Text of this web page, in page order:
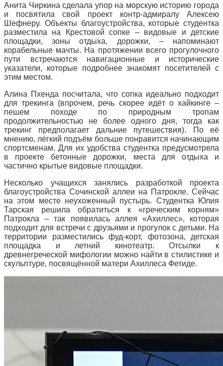
Анита Чиркина сделала упор на морскую историю города
и посвятила свой проект контр-адмиралу Алексею
Шефнеру. Объекты благоустройства, которые студентка
разместила на Крестовой сопке – видовые и детские
площадки, зоны отдыха, дорожки, – напоминают
корабельные мачты. На протяжении всего прогулочного
пути встречаются навигационные и исторические
указатели, которые подробнее знакомят посетителей с
этим местом.
Алина Пхенда посчитала, что сопка идеально подходит
для трекинга (впрочем, речь скорее идёт о хайкинге –
пешем походе по природным тропам
продолжительностью не более одного дня, тогда как
трекинг предполагает дальние путешествия). По её
мнению, лёгкий подъём больше понравится начинающим
спортсменам. Для их удобства студентка предусмотрела
в проекте бетонные дорожки, места для отдыха и
частично крытые видовые площадки.
Несколько учащихся занялись разработкой проекта
благоустройства Сочинской аллеи на Патрокле. Сейчас
на этом месте неухоженный пустырь. Студентка Юлия
Тарская решила обратиться к «греческим корням»
Патрокла – так появилась аллея «Ахиллес», которая
подходит для встречи с друзьями и прогулок с детьми. На
территории разместились фуд-корт, фотозона, детская
площадка и летний кинотеатр. Отсылки к
древнегреческой мифологии можно найти в стилистике и
скульптуре, посвящённой матери Ахиллеса Фетиде.